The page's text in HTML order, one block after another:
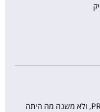
ניתוח תיקון נעשה תמיד בשיטת PRK, ולא משנה מה היתה